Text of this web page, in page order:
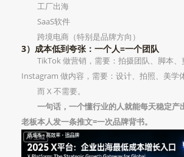
工厂出海
SaaS软件
跨境电商（特别是品牌方向）
3）成本低到夸张：一个人=一个团队
TikTok 做营销，需要：拍摄团队、脚本、
Instagram 做内容，需要：设计、拍照、美学体
而 X 不需要。
一句话，一个懂行业的人就能每天稳定产
老板本人发一条推文=一次品牌背书。